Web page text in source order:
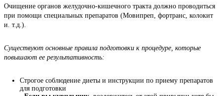
Очищение органов желудочно-кишечного тракта должно проводиться
при помощи специальных препаратов (Мовипреп, фортранс, колокит
и. т.д.).
Существуют основные правила подготовки к процедуре, которые
повышают ее результативность:
Строгое соблюдение диеты и инструкции по приему препаратов
для подготовки